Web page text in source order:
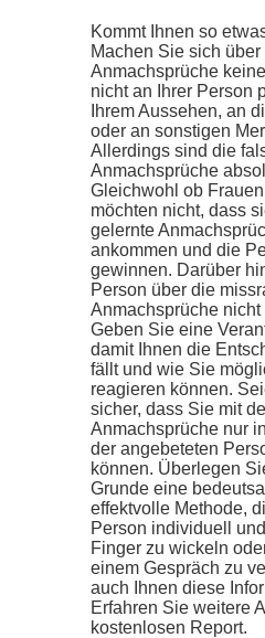
Kommt Ihnen so
Machen Sie sich über
Anmachsprüche
nicht an Ihrer Person
Ihrem Aussehen, an
oder an sonstigen
Allerdings sind die
Anmachsprüche
Gleichwohl ob
möchten nicht, dass
gelernte
ankommen und die
gewinnen. Darüber
Person über die
Anmachsprüche nicht
Geben Sie eine
damit Ihnen die
fällt und wie Sie
reagieren können.
sicher, dass Sie mit
Anmachsprüche nur
der angebeteten
können. Überlegen
Grunde eine
effektvolle Methode,
Person individuell
Finger zu wickeln
einem Gespräch zu
auch Ihnen diese
Erfahren Sie weitere
kostenlosen Report.